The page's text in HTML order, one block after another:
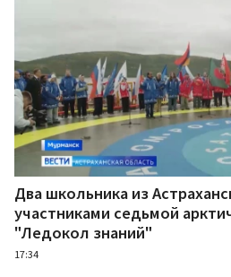
Два школьника из
участниками седьмой
"Ледокол знаний"
17:34